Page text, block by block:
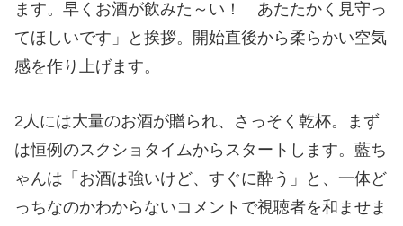
ます。早くお酒が飲みた～い！ あたたかく見守っ
てほしいです」と挨拶。開始直後から柔らかい空気
感を作り上げます。
2人には大量のお酒が贈られ、さっそく乾杯。まず
は恒例のスクショタイムからスタートします。藍ち
ゃんは「お酒は強いけど、すぐに酔う」と、一体ど
っちなのかわからないコメントで視聴者を和ませま